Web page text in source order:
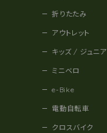
折りたたみ
アウトレット
キッズ / ジュニア
ミニベロ
e-Bike
電動自転車
クロスバイク